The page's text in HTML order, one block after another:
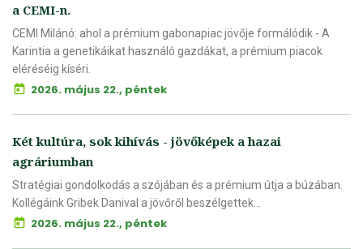
a CEMI-n.
CEMI Milánó: ahol a prémium gabonapiac jövője formálódik - A
Karintia a genetikáikat használó gazdákat, a prémium piacok
eléréséig kíséri.
2026. május 22., péntek
Két kultúra, sok kihívás - jövőképek a hazai
agráriumban
Stratégiai gondolkodás a szójában és a prémium útja a búzában.
Kollégáink Gribek Danival a jövőről beszélgettek...
2026. május 22., péntek